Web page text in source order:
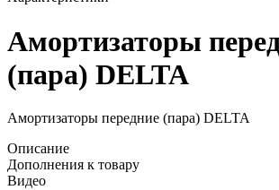
Амортизаторы
(пара) DELTA
Амортизаторы передние (пара) DELTA
Описание
Дополнения к товару
Видео